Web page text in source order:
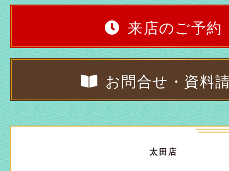
来店のご予約
お問合せ・資料
太田店